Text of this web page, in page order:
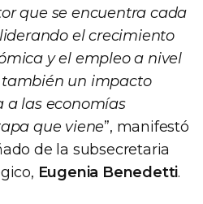
que se encuentra cada
el crecimiento
y el empleo a nivel
un impacto
a las economías
que viene”, manifestó
de la subsecretaria
Eugenia Benedetti.